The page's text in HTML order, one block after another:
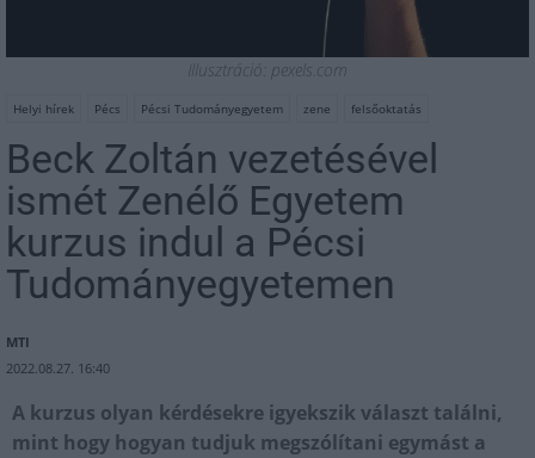
Illusztráció: pexels.com
Helyi hírek Pécs Pécsi Tudományegyetem zene felsőoktatás
Beck Zoltán vezetésével
ismét Zenélő Egyetem
kurzus indul a Pécsi
Tudományegyetemen
MTI
2022.08.27. 16:40
A kurzus olyan kérdésekre igyekszik választ találni,
mint hogy hogyan tudjuk megszólítani egymást a